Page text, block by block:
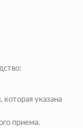
указана
приема.